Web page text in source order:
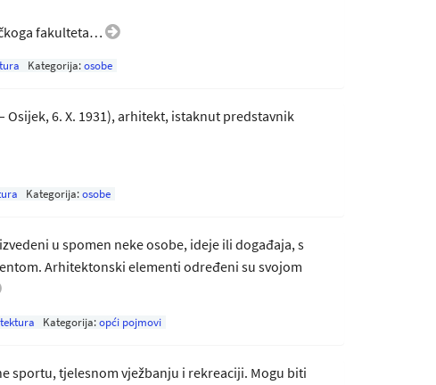
fakulteta…
Kategorija:osobe
Osijek, 6. X. 1931), arhitekt, istaknut predstavnik
Kategorija:osobe
u spomen neke osobe, ideje ili događaja, s
Arhitektonski elementi određeni su svojom
Kategorija:opći pojmovi
sportu, tjelesnom vježbanju i rekreaciji. Mogu biti